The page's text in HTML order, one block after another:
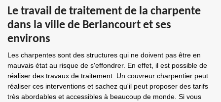
Le travail de traitement de la charpente
dans la ville de Berlancourt et ses
environs
Les charpentes sont des structures qui ne doivent pas être en
mauvais état au risque de s'effondrer. En effet, il est possible de
réaliser des travaux de traitement. Un couvreur charpentier peut
réaliser ces interventions et sachez qu'il peut proposer des tarifs
très abordables et accessibles à beaucoup de monde. Si vous